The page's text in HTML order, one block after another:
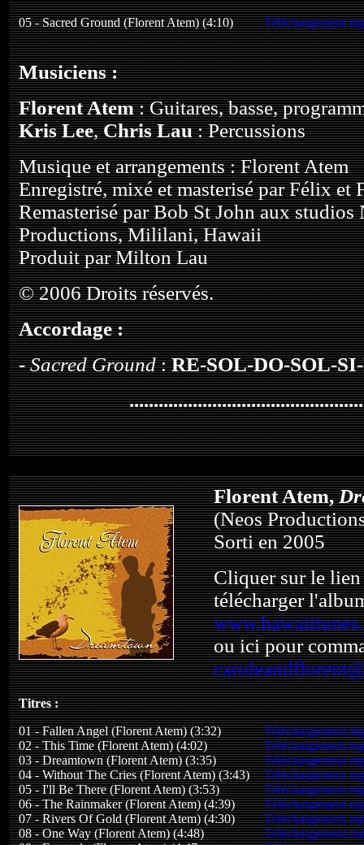
05 - Sacred Ground (Florent Atem) (4:10)
Téléchargement
Musiciens :
Florent Atem: Guitares, basse,
Kris Lee,Chris Lau: Percussions
Musique et arrangements : Florent Atem
Enregistré, mixé et masterisé par Félix et
Remasterisé par Bob St John aux studios
Productions, Mililani, Hawaii
Produit par Milton Lau
© 2006 Droits réservés.
Accordage :
-Sacred Ground:RE-SOL-DO-SOL-SI-
Florent Atem,
(Neos
Sorti en 2005
Cliquer sur le
télécharger
ou ici pour
Titres :
01 - Fallen Angel (Florent Atem) (3:32)
02 - This Time (Florent Atem) (4:02)
03 - Dreamtown (Florent Atem) (3:35)
04 - Without The Cries (Florent Atem) (3:43)
05 - I'll Be There (Florent Atem) (3:53)
06 - The Rainmaker (Florent Atem) (4:39)
07 - Rivers Of Gold (Florent Atem) (4:30)
08 - One Way (Florent Atem) (4:48)
Téléchargement
Téléchargement
Téléchargement
Téléchargement
Téléchargement
Téléchargement
Téléchargement
Téléchargement